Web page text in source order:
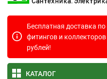
Бесплатная доставка
фитингов и
рублей!
КАТАЛОГ